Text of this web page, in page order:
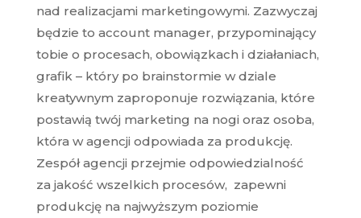
nad realizacjami marketingowymi. Zazwyczaj
będzie to account manager, przypominający
tobie o procesach, obowiązkach i działaniach,
grafik – który po brainstormie w dziale
kreatywnym zaproponuje rozwiązania, które
postawią twój marketing na nogi oraz osoba,
która w agencji odpowiada za produkcję.
Zespół agencji przejmie odpowiedzialność
za jakość wszelkich procesów, zapewni
produkcję na najwyższym poziomie